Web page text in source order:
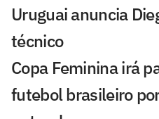
Uruguai anuncia
técnico
Copa Feminina irá
futebol brasileiro